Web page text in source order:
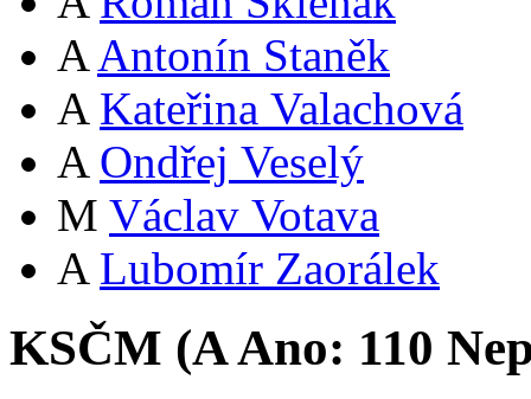
A Antonín Staněk
A Kateřina Valachová
A Ondřej Veselý
M Václav Votava
A Lubomír Zaorálek
KSČM (AAno: 110